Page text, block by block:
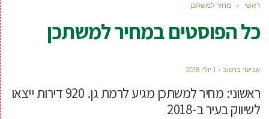
ראשי » מחיר למשתכן
כל הפוסטים במחיר למשתכן
אביעד ברטוב 1 יולי, 2018
ראשוני: מחיר למשתכן מגיע לרמת גן. 920 דירות ייצאו
לשיווק בעיר ב-2018